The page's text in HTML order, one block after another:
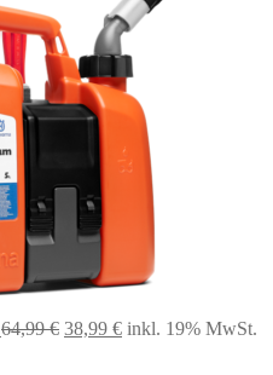
64,99€ Ursprünglicher
38,99 €Aktueller
inkl. 19% MwSt.